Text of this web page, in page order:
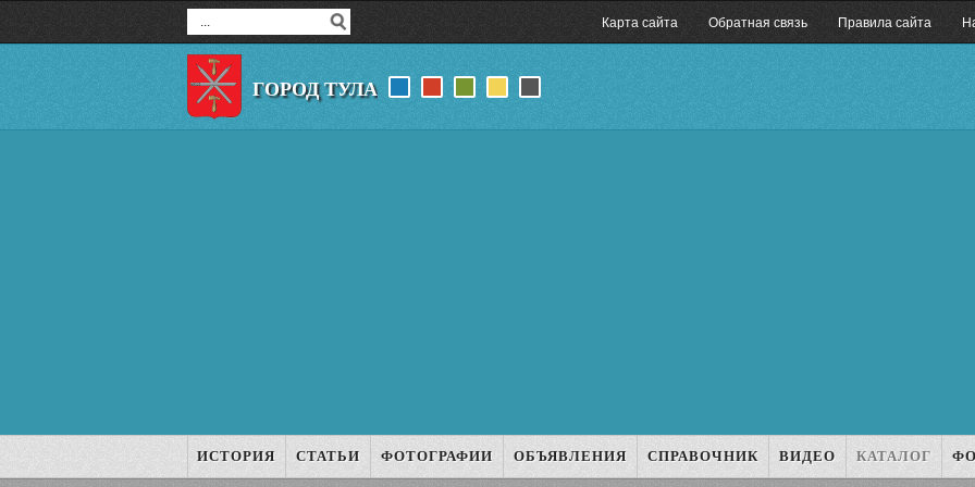
Карта сайта Обратная связь Правила сайта
ГОРОД ТУЛА
ИСТОРИЯ СТАТЬИ ФОТОГРАФИИ ОБЪЯВЛЕНИЯ СПРАВОЧНИК ВИДЕО КАТАЛОГ